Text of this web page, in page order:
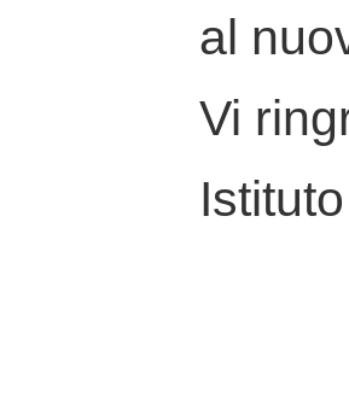
al
Vi